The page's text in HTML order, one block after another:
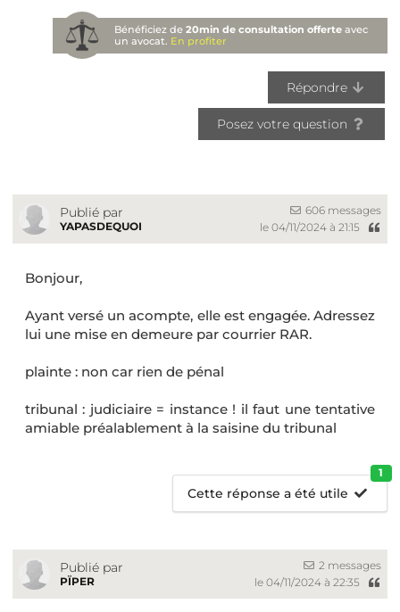
Bénéficiez de20min de consultation offerte avec
un avocat. En profiter
Répondre
Posez votre question
Publié par
YAPASDEQUOI
606 messages
le 04/11/2024 à 21:15
Bonjour,
Ayant versé un acompte, elle est engagée. Adressez
lui une mise en demeure par courrier RAR.
plainte : non car rien de pénal
tribunal : judiciaire = instance ! il faut une tentative
amiable préalablement à la saisine du tribunal
Cette réponse a été utile
1
Publié par
PÏPER
2 messages
le 04/11/2024 à 22:35